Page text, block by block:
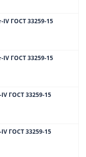
IV ГОСТ 33259-15
IV ГОСТ 33259-15
ГОСТ 33259-15
ГОСТ 33259-15